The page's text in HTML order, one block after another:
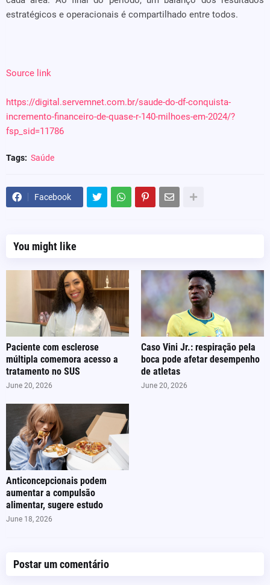
estratégicos e operacionais é compartilhado entre todos.
Source link
https://digital.servemnet.com.br/saude-do-df-conquista-
incremento-financeiro-de-quase-r-140-milhoes-em-2024/?
fsp_sid=11786
Tags: Saúde
Facebook
You might like
Paciente com esclerose
múltipla comemora acesso a
tratamento no SUS
June 20, 2026
Caso Vini Jr.: respiração pela
boca pode afetar desempenho
de atletas
June 20, 2026
Anticoncepcionais podem
aumentar a compulsão
alimentar, sugere estudo
June 18, 2026
Postar um comentário